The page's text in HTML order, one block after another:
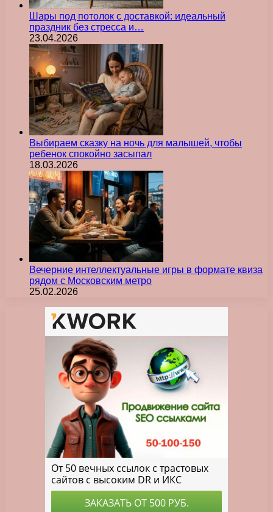
Шары под потолок с доставкой: идеальный
праздник без стресса и…
23.04.2026
Выбираем сказку на ночь для малышей, чтобы
ребенок спокойно засыпал
18.03.2026
Вечерние интеллектуальные игры в формате квиза
рядом с Московским метро
25.02.2026